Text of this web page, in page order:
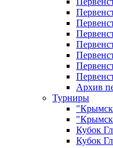
Архив
Турниры
Кубок
Кубок